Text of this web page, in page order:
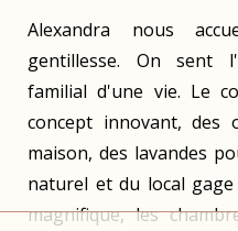
Alexandra nous
gentillesse. On sent
familial d'une vie. Le
concept innovant, des
maison, des lavandes
naturel et du local
magnifique, les